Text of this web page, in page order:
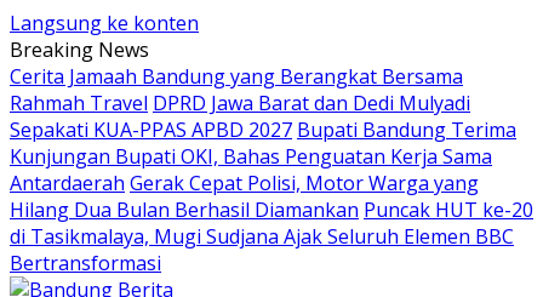
Langsung ke konten
Breaking News
Cerita Jamaah Bandung yang Berangkat Bersama
Rahmah Travel DPRD Jawa Barat dan Dedi Mulyadi
Sepakati KUA-PPAS APBD 2027 Bupati Bandung Terima
Kunjungan Bupati OKI, Bahas Penguatan Kerja Sama
Antardaerah Gerak Cepat Polisi, Motor Warga yang
Hilang Dua Bulan Berhasil Diamankan Puncak HUT ke-20
di Tasikmalaya, Mugi Sudjana Ajak Seluruh Elemen BBC
Bertransformasi